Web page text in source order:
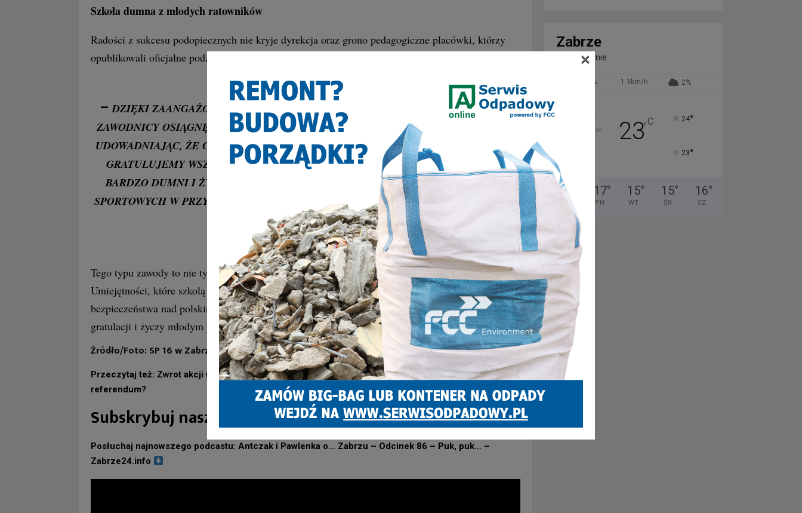
Szkoła dumna z młodych ratowników
Radości z sukcesu podopiecznych nie kryje dyrekcja oraz grono pedagogiczne placówki, którzy
opublikowali oficjalne podziękowania dla młodych mistrzów.
–DZIĘKI ZAANGAŻOWANIU, DETERMINACJI ORAZ SPORTOWEJ POSTAWIE NASI
ZAWODNICY OSIĄGNĘLI ZNAKOMITY WYNIK, GODNIE REPREZENTUJĄC SZKOŁĘ I
UDOWADNIAJĄC, ŻE CIĘŻKA PRACA PRZYNOSI WSPANIAŁE EFEKTY. SERDECZNIE
GRATULUJEMY WSZYSTKIM UCZESTNIKOM TEGO SUKCESU. JESTEŚMY Z WAS
BARDZO DUMNI I ŻYCZYMY KOLEJNYCH OSIĄGNIĘĆ ORAZ WIELU SUKCESÓW
SPORTOWYCH W PRZYSZŁOŚCI! – PRZEKAZALI DUMNI PRZEDSTAWICIELE SP 16 W
ZABRZU.
Tego typu zawody to nie tylko sportowa rywalizacja, ale przede wszystkim doskonała edukacja.
Umiejętności, które szkolą młodzi zabrzanie, mogą w przyszłości przyczynić się do poprawy
bezpieczeństwa nad polskimi akwenami. Redakcja portaluZabrze24.inforównież przyłącza się do
gratulacji i życzy młodym pływakom kolejnych rekordów życiowych!
Źródło/Foto: SP 16 w Zabrzu – Facebook.
Przeczytaj też: Zwrot akcji w Zabrzu! Komisja poparła absolutorium dla prezydenta Zabrza. Co z
referendum?
Subskrybuj nasz kanał na Youtube
Posłuchaj najnowszego podcastu: Antczak i Pawlenka o… Zabrzu – Odcinek 86 – Puk, puk… –
Zabrze24.info
Zabrze
Bezchmurnie
51% 1.3km/h 2%
23°C 24°
23°
24 17°
PN
15°
WT
15°
ŚR
16°
CZ
×